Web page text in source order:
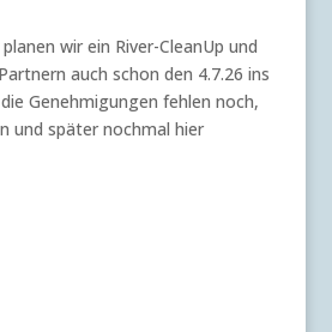
wir ein River-CleanUp und
auch schon den 4.7.26 ins
Genehmigungen fehlen noch,
und später nochmal hier